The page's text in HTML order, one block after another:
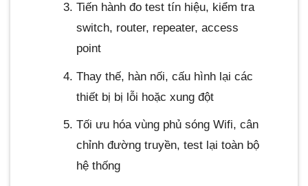
Tiến hành đo test tín hiệu, kiểm tra
switch, router, repeater, access
point
Thay thế, hàn nối, cấu hình lại các
thiết bị bị lỗi hoặc xung đột
Tối ưu hóa vùng phủ sóng Wifi, cân
chỉnh đường truyền, test lại toàn bộ
hệ thống